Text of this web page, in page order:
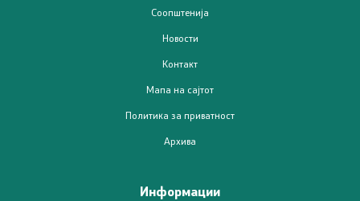
Соопштенија
Новости
Контакт
Мапа на сајтот
Политика за приватност
Архива
Информации